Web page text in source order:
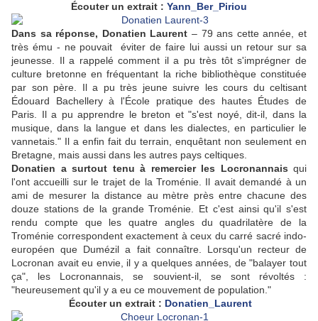
Écouter un extrait : Yann_Ber_Piriou
Dans sa réponse, Donatien Laurent – 79 ans cette année, et
très ému - ne pouvait éviter de faire lui aussi un retour sur sa
jeunesse. Il a rappelé comment il a pu très tôt s'imprégner de
culture bretonne en fréquentant la riche bibliothèque constituée
par son père. Il a pu très jeune suivre les cours du celtisant
Édouard Bachellery à l'École pratique des hautes Études de
Paris. Il a pu apprendre le breton et "s'est noyé, dit-il, dans la
musique, dans la langue et dans les dialectes, en particulier le
vannetais." Il a enfin fait du terrain, enquêtant non seulement en
Bretagne, mais aussi dans les autres pays celtiques.
Donatien a surtout tenu à remercier les Locronannais qui
l'ont accueilli sur le trajet de la Troménie. Il avait demandé à un
ami de mesurer la distance au mètre près entre chacune des
douze stations de la grande Troménie. Et c'est ainsi qu'il s'est
rendu compte que les quatre angles du quadrilatère de la
Troménie correspondent exactement à ceux du carré sacré indo-
européen que Dumézil a fait connaître. Lorsqu'un recteur de
Locronan avait eu envie, il y a quelques années, de "balayer tout
ça", les Locronannais, se souvient-il, se sont révoltés :
"heureusement qu'il y a eu ce mouvement de population."
Écouter un extrait : Donatien_Laurent